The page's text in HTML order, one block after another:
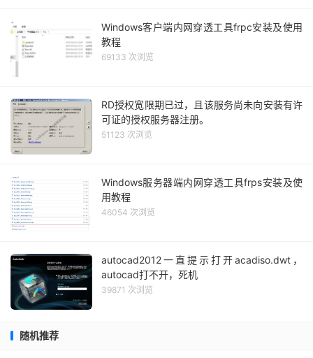
Windows客户端内网穿透工具frpc安装及使用
教程
69133 次浏览
RD授权宽限期已过，且该服务尚未向安装有许
可证的授权服务器注册。
51123 次浏览
Windows服务器端内网穿透工具frps安装及使
用教程
46054 次浏览
autocad2012一直提示打开acadiso.dwt，
autocad打不开，死机
39871 次浏览
随机推荐